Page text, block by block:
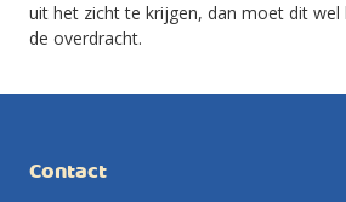
uit het zicht te krijgen, dan moet dit
de overdracht.
Contact